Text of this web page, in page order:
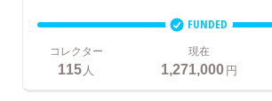
FUNDED
コレクター
115 人
現在
1,271,000円